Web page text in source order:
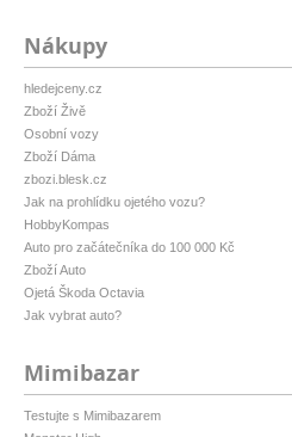
Nákupy
hledejceny.cz
Zboží Živě
Osobní vozy
Zboží Dáma
zbozi.blesk.cz
Jak na prohlídku ojetého vozu?
HobbyKompas
Auto pro začátečníka do 100 000 Kč
Zboží Auto
Ojetá Škoda Octavia
Jak vybrat auto?
Mimibazar
Testujte s Mimibazarem